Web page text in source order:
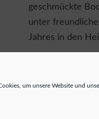
um unsere Website und
geschmückte
unter
Jahres in den